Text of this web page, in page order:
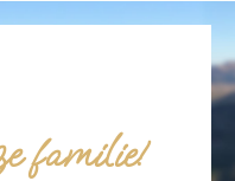
familie!